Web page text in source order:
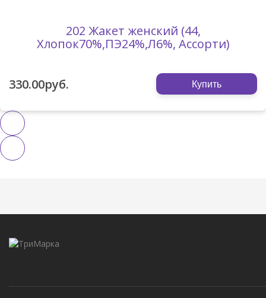
202 Жакет женский (44,
Хлопок70%,ПЭ24%,Л6%, Ассорти)
330.00руб. Купить